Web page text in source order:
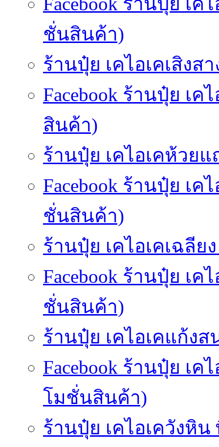
ชั่นสินค้า)
ร้านปุ๋ย เคไอเคเสิงส
Facebook ร้านปุ๋ย เ
สินค้า)
ร้านปุ๋ย เคไอเคห้วย
Facebook ร้านปุ๋ย เ
ชั่นสินค้า)
ร้านปุ๋ย เคไอเคเฉลี
Facebook ร้านปุ๋ย เ
ชั่นสินค้า)
ร้านปุ๋ย เคไอเคแก้ง
Facebook ร้านปุ๋ย เ
โมชั่นสินค้า)
ร้านปุ๋ย เคไอเควังหิ